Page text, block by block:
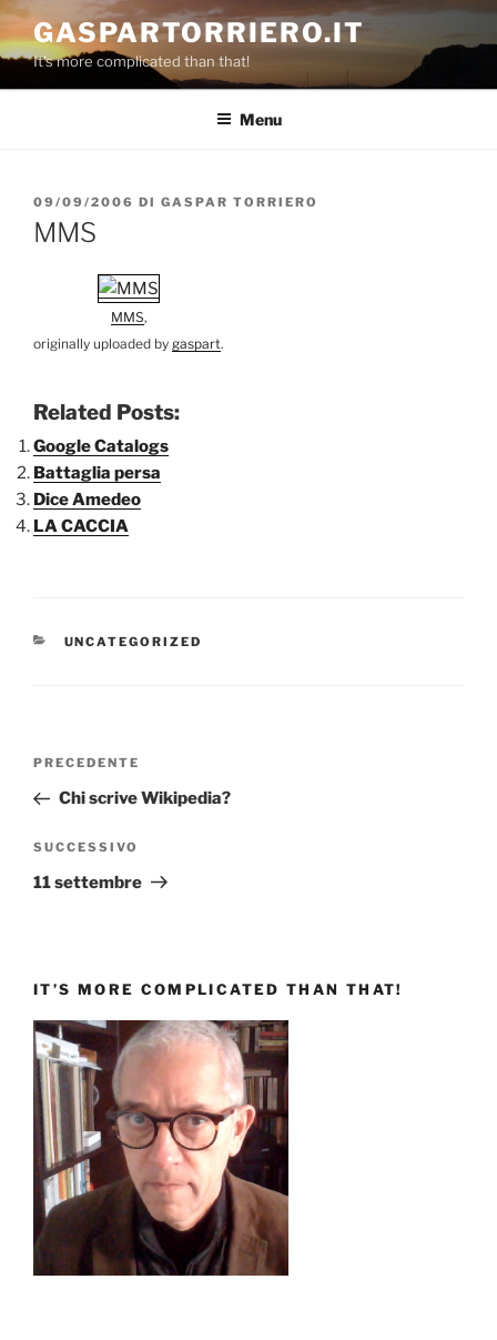
Salta
al
contenuto
GASPARTORRIERO.IT
It's more complicated than that!
Menu
PUBBLICATO
IL
09/09/2006 DI GASPAR TORRIERO
MMS
MMS,
originally uploaded by gaspart.
Related Posts:
Google Catalogs
Battaglia persa
Dice Amedeo
LA CACCIA
CATEGORIE
UNCATEGORIZED
Navigazione
Articolo
precedente:
PRECEDENTE
Chi scrive Wikipedia?
Articolo
successivo
SUCCESSIVO
11 settembre
IT’S MORE COMPLICATED THAN THAT!